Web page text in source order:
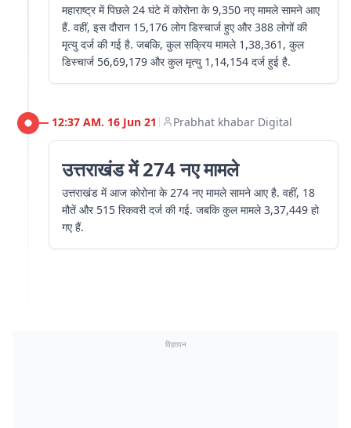
महाराष्ट्र में पिछले 24 घंटे में कोरोना के 9,350 नए मामले सामने आए
हैं. वहीं, इस दौरान 15,176 लोग डिस्चार्ज हुए और 388 लोगों की
मृत्यु दर्ज की गई है. जबकि, कुल सक्रिय मामले 1,38,361, कुल
डिस्चार्ज 56,69,179 और कुल मृत्यु 1,14,154 दर्ज हुई है.
12:37 AM. 16 Jun 21 | Prabhat khabar Digital
उत्तराखंड में 274 नए मामले
उत्तराखंड में आज कोरोना के 274 नए मामले सामने आए है. वहीं, 18
मौतें और 515 रिकवरी दर्ज की गई. जबकि कुल मामले 3,37,449 हो
गए हैं.
विज्ञापन